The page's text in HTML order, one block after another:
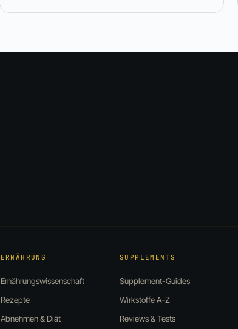
ERNÄHRUNG
Ernährungswissenschaft
Rezepte
Abnehmen & Diät
SUPPLEMENTS
Supplement-Guides
Wirkstoffe A-Z
Reviews & Tests